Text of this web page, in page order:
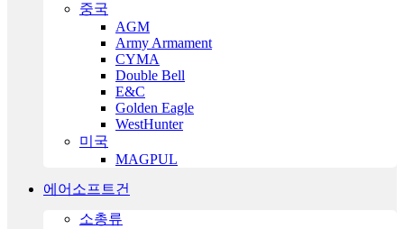
중국
AGM
Army Armament
CYMA
Double Bell
E&C
Golden Eagle
WestHunter
미국
MAGPUL
에어소프트건
소총류